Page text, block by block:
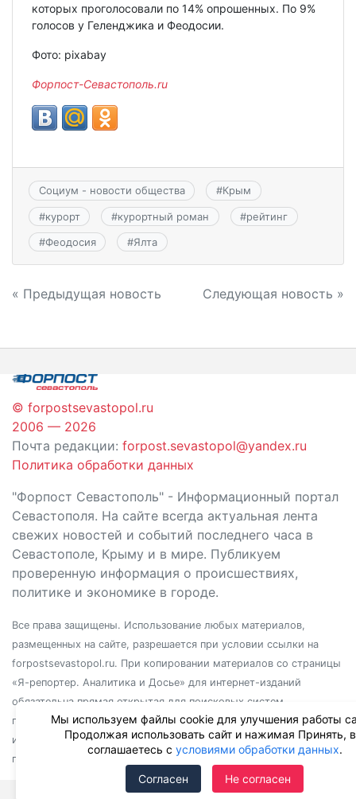
которых проголосовали по 14% опрошенных. По 9%
голосов у Геленджика и Феодосии.
Фото: pixabay
Форпост-Севастополь.ru
Социум - новости общества #Крым
#курорт #курортный роман #рейтинг
#Феодосия #Ялта
Навигация
записям
« Предыдущая новость Следующая новость »
© forpostsevastopol.ru
2006 — 2026
Почта редакции: forpost.sevastopol@yandex.ru
Политика обработки данных
"Форпост Севастополь" - Информационный портал
Севастополя. На сайте всегда актуальная лента
свежих новостей и событий последнего часа в
Севастополе, Крыму и в мире. Публикуем
проверенную информация о происшествиях,
политике и экономике в городе.
Все права защищены. Использование любых материалов,
размещенных на сайте, разрешается при условии ссылки на
forpostsevastopol.ru. При копировании материалов со страницы
«Я-репортер. Аналитика и Досье» для интернет-изданий
обязательна прямая открытая для поисковых систем
гиперссылка. Независимо от полного или частичного
использования материалов, ссылка должна быть размещена в
подзаголовке или первом абзаце материала.
Мы используем файлы cookie для улучшения работы
Продолжая использовать сайт и нажимая Принять,
соглашаетесь с условиями обработки данных.
Согласен Не согласен